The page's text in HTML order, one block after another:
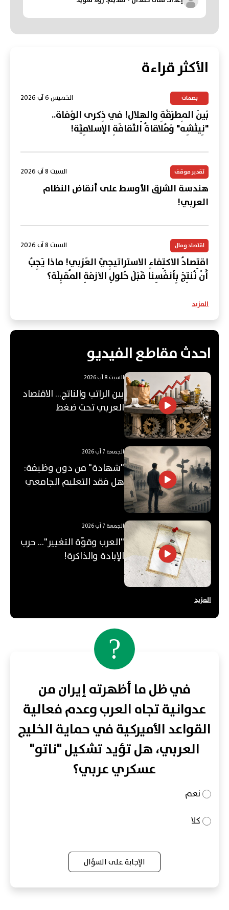
الأكثر قراءة
بصمات الخميس 6 آب 2026
بَينَ المِطرَقَةِ والهِلال! في ذِكرى الوَفاة..
"نِيتْشِه" وَمُلاقاةُ الثَّقافَةِ الإسلامِيَّة!
تقدير موقف السبت 8 آب 2026
هندسة الشرق الأوسط على أنقاض النظام
العربي!
اقتصاد ومال السبت 8 آب 2026
اقتِصادُ الاكتِفاءِ الاستراتيجِيِّ العَرَبي! ماذا يَجِبُ
أَنْ نُنتِجَ بِأنفُسِنا قَبْلَ حُلولِ الأزمَةِ المُقبِلَة؟
المزيد
احدث مقاطع الفيديو
السبت 8 آب 2026
بين الراتب والناتج… الاقتصاد
العربي تحت ضغط
الجمعة 7 آب 2026
"شهادة" من دون وظيفة:
هل فقد التعليم الجامعي
الجمعة 7 آب 2026
"العرب وقوّة التغيير"... حرب
الإبادة والذاكرة!
المزيد
?
في ظل ما أظهرته إيران من
عدوانية تجاه العرب وعدم فعالية
القواعد الأميركية في حماية الخليج
العربي، هل تؤيد تشكيل "ناتو"
عسكري عربي؟
نعم
كلا
الإجابة على السؤال